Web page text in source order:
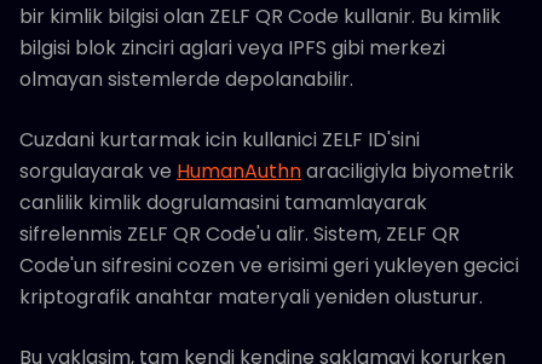
bir kimlik bilgisi olan ZELF QR Code kullanir. Bu kimlik
bilgisi blok zinciri aglari veya IPFS gibi merkezi
olmayan sistemlerde depolanabilir.
Cuzdani kurtarmak icin kullanici ZELF ID'sini
sorgulayarak ve HumanAuthnaraciligiyla biyometrik
canlilik kimlik dogrulamasini tamamlayarak
sifrelenmis ZELF QR Code'u alir. Sistem, ZELF QR
Code'un sifresini cozen ve erisimi geri yukleyen gecici
kriptografik anahtar materyali yeniden olusturur.
Bu yaklasim, tam kendi kendine saklamayi korurken